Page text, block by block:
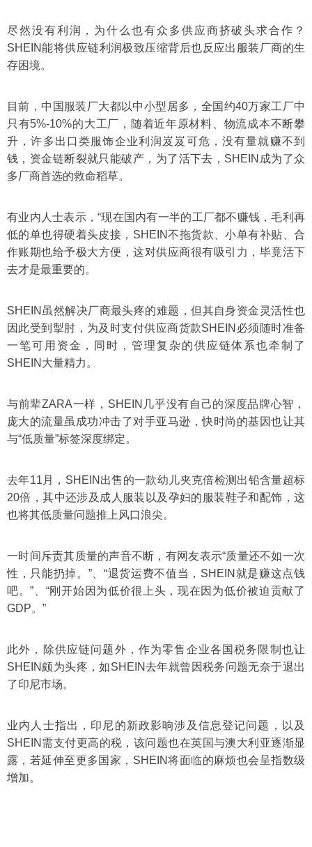
尽然没有利润，为什么也有众多供应商挤破头求合作？
SHEIN能将供应链利润极致压缩背后也反应出服装厂商的生
存困境。
目前，中国服装厂大都以中小型居多，全国约40万家工厂中
只有5%-10%的大工厂，随着近年原材料、物流成本不断攀
升，许多出口类服饰企业利润岌岌可危，没有量就赚不到
钱，资金链断裂就只能破产，为了活下去，SHEIN成为了众
多厂商首选的救命稻草。
有业内人士表示，“现在国内有一半的工厂都不赚钱，毛利再
低的单也得硬着头皮接，SHEIN不拖货款、小单有补贴、合
作账期也给予极大方便，这对供应商很有吸引力，毕竟活下
去才是最重要的。
SHEIN虽然解决厂商最头疼的难题，但其自身资金灵活性也
因此受到掣肘，为及时支付供应商货款SHEIN必须随时准备
一笔可用资金，同时，管理复杂的供应链体系也牵制了
SHEIN大量精力。
与前辈ZARA一样，SHEIN几乎没有自己的深度品牌心智，
庞大的流量虽成功冲击了对手亚马逊，快时尚的基因也让其
与“低质量”标签深度绑定。
去年11月，SHEIN出售的一款幼儿夹克倍检测出铅含量超标
20倍，其中还涉及成人服装以及孕妇的服装鞋子和配饰，这
也将其低质量问题推上风口浪尖。
一时间斥责其质量的声音不断，有网友表示“质量还不如一次
性，只能扔掉。”、“退货运费不值当，SHEIN就是赚这点钱
吧。”、“刚开始因为低价很上头，现在因为低价被迫贡献了
GDP。”
此外，除供应链问题外，作为零售企业各国税务限制也让
SHEIN颇为头疼，如SHEIN去年就曾因税务问题无奈于退出
了印尼市场。
业内人士指出，印尼的新政影响涉及信息登记问题，以及
SHEIN需支付更高的税，该问题也在英国与澳大利亚逐渐显
露，若延伸至更多国家，SHEIN将面临的麻烦也会呈指数级
增加。